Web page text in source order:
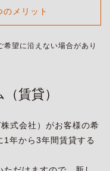
のメリット
望に沿えない場合があり
賃貸）
式会社）がお客様の希
年から3年間賃貸する